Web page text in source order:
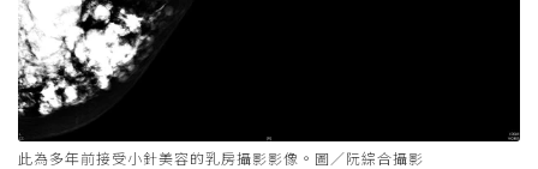
此為多年前接受小針美容的乳房攝影影像。圖／阮綜合攝影